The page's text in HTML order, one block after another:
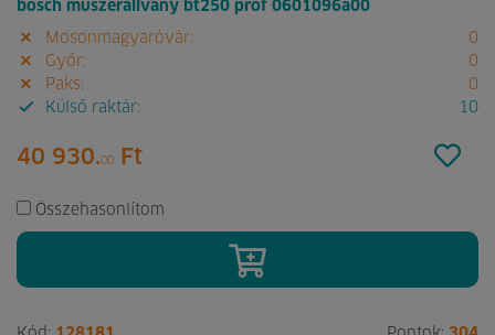
bosch műszerállvány bt250 prof 0601096a00
Mosonmagyaróvár:
0
Győr:
0
Paks:
0
Külső raktár:
10
40 930.00 Ft
Összehasonlítom